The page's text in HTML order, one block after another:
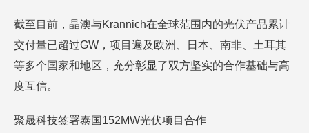
截至目前，晶澳与Krannich在全球范围内的光伏产品累计
交付量已超过GW，项目遍及欧洲、日本、南非、土耳其
等多个国家和地区，充分彰显了双方坚实的合作基础与高
度互信。
聚晟科技签署泰国152MW光伏项目合作